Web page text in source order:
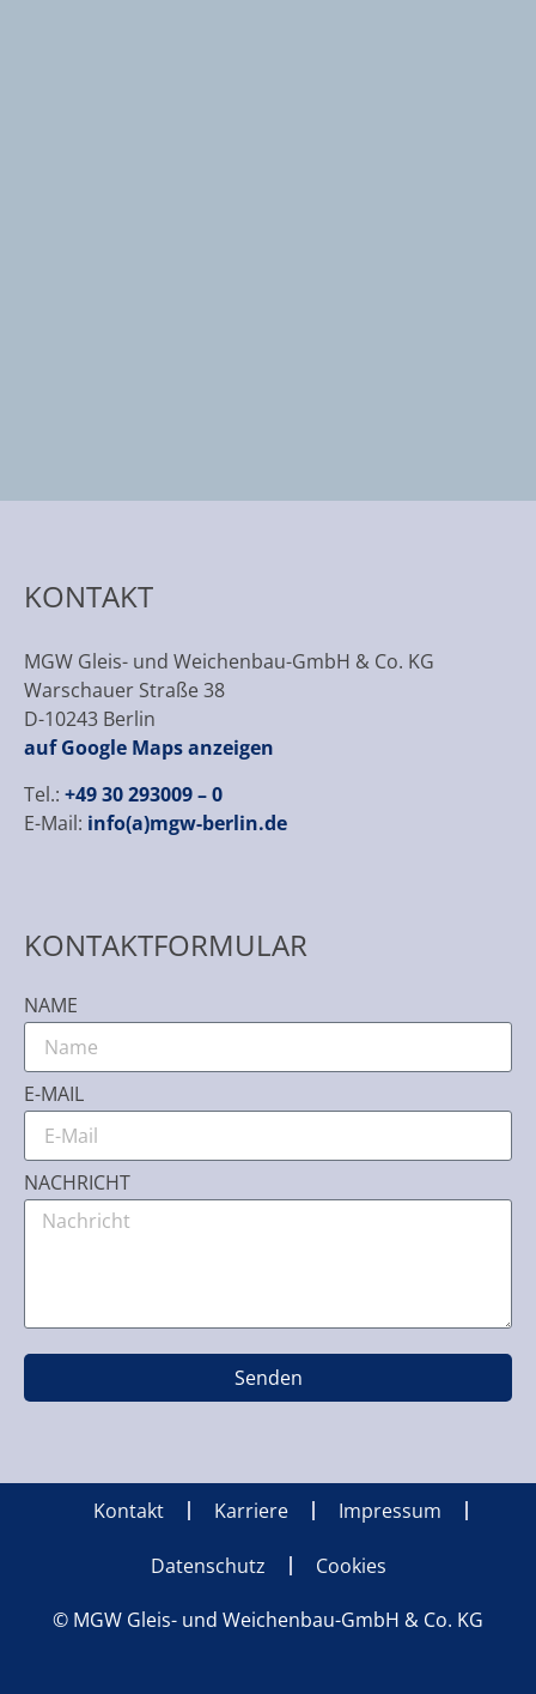
KONTAKT
MGW Gleis- und Weichenbau-GmbH & Co. KG
Warschauer Straße 38
D-10243 Berlin
auf Google Maps anzeigen
Tel.: +49 30 293009 – 0
E-Mail: info(a)mgw-berlin.de
KONTAKTFORMULAR
NAME
E-MAIL
NACHRICHT
Senden
Kontakt Karriere Impressum
Datenschutz Cookies
© MGW Gleis- und Weichenbau-GmbH & Co. KG